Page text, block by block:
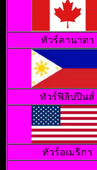
ทัวร์คานาดา
ทัวร์ฟิลิปปินส์
ทัวร์อเมริกา